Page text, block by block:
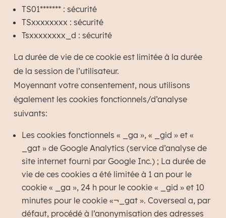
TS01******* : sécurité
TSxxxxxxxx : sécurité
Tsxxxxxxxx_d : sécurité
La durée de vie de ce cookie est limitée à la durée
de la session de l’utilisateur.
Moyennant votre consentement, nous utilisons
également les cookies fonctionnels/d’analyse
suivants:
Les cookies fonctionnels « _ga », « _gid » et «
_gat » de Google Analytics (service d’analyse de
site internet fourni par Google Inc.) ; La durée de
vie de ces cookies a été limitée à 1 an pour le
cookie « _ga », 24 h pour le cookie « _gid » et 10
minutes pour le cookie «¬_gat ». Coverseal a, par
défaut, procédé à l’anonymisation des adresses